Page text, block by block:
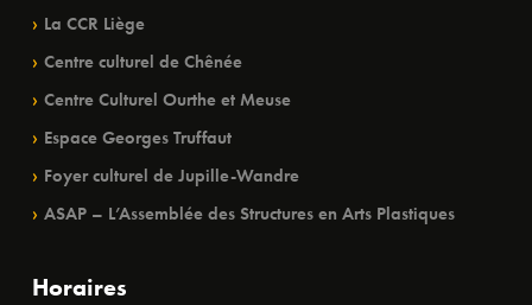
La CCR Liège
Centre culturel de Chênée
Centre Culturel Ourthe et Meuse
Espace Georges Truffaut
Foyer culturel de Jupille-Wandre
ASAP – L’Assemblée des Structures en Arts Plastiques
Horaires